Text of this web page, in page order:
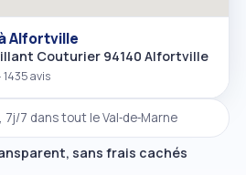
sans frais cachés
, 7j/7 dans tout le Val‑de‑Marne
Alfortville
Couturier 94140 Alfortville
1435 avis